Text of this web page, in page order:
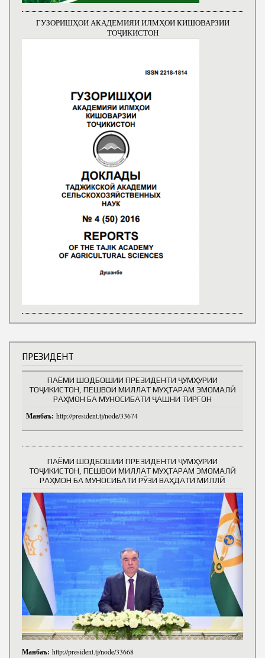
ГУЗОРИШҲОИ АКАДЕМИЯИ ИЛМҲОИ КИШОВАРЗИИ
ТОҶИКИСТОН
ПРЕЗИДЕНТ
ПАЁМИ ШОДБОШИИ ПРЕЗИДЕНТИ ҶУМҲУРИИ
ТОҶИКИСТОН, ПЕШВОИ МИЛЛАТ МУҲТАРАМ ЭМОМАЛӢ
РАҲМОН БА МУНОСИБАТИ ҶАШНИ ТИРГОН
Манбаъ: http://president.tj/node/33674
ПАЁМИ ШОДБОШИИ ПРЕЗИДЕНТИ ҶУМҲУРИИ
ТОҶИКИСТОН, ПЕШВОИ МИЛЛАТ МУҲТАРАМ ЭМОМАЛӢ
РАҲМОН БА МУНОСИБАТИ РӮЗИ ВАҲДАТИ МИЛЛӢ
Манбаъ: http://president.tj/node/33668